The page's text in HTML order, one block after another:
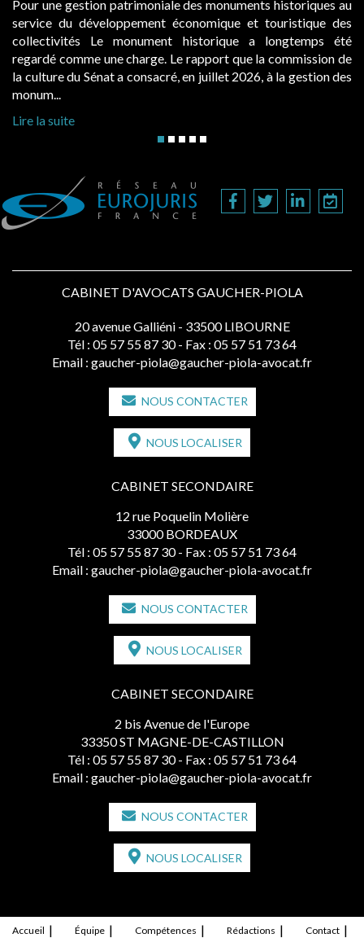
Pour une gestion patrimoniale des monuments historiques au
service du développement économique et touristique des
collectivités Le monument historique a longtemps été
regardé comme une charge. Le rapport que la commission de
la culture du Sénat a consacré, en juillet 2026, à la gestion des
monum...
Lire la suite
CABINET D'AVOCATS GAUCHER-PIOLA
20 avenue Galliéni - 33500 LIBOURNE
Tél : 05 57 55 87 30 - Fax : 05 57 51 73 64
Email : gaucher-piola@gaucher-piola-avocat.fr
NOUS CONTACTER
NOUS LOCALISER
CABINET SECONDAIRE
12 rue Poquelin Molière
33000 BORDEAUX
Tél : 05 57 55 87 30 - Fax : 05 57 51 73 64
Email : gaucher-piola@gaucher-piola-avocat.fr
NOUS CONTACTER
NOUS LOCALISER
CABINET SECONDAIRE
2 bis Avenue de l'Europe
33350 ST MAGNE-DE-CASTILLON
Tél : 05 57 55 87 30 - Fax : 05 57 51 73 64
Email : gaucher-piola@gaucher-piola-avocat.fr
NOUS CONTACTER
NOUS LOCALISER
Accueil Équipe Compétences Rédactions Contact